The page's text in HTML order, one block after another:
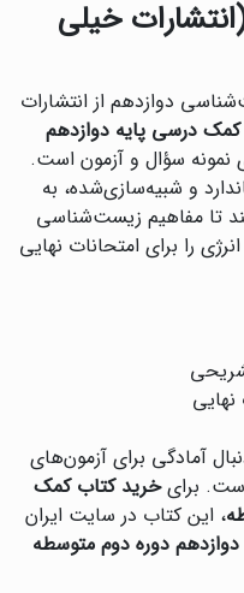
خیلی
دوازدهم از انتشارات
درسی پایه دوازدهم
نمونه سؤال و آزمون است.
و شبیه‌سازی‌شده، به
تا مفاهیم زیست‌شناسی
را برای امتحانات نهایی
آمادگی برای آزمون‌های
برایخرید کتاب کمک
، این کتاب در سایت ایران
دوره دوم متوسطه